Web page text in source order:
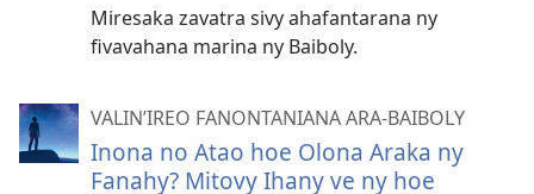
Miresaka zavatra sivy ahafantarana ny
fivavahana marina ny Baiboly.
VALIN’IREO FANONTANIANA ARA-BAIBOLY
Inona no Atao hoe Olona Araka ny
Fanahy? Mitovy Ihany ve ny hoe